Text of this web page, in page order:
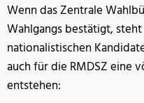
Wenn das Zentrale
Wahlgangs bestätigt,
nationalistischen
auch für die RMDSZ eine
entstehen: